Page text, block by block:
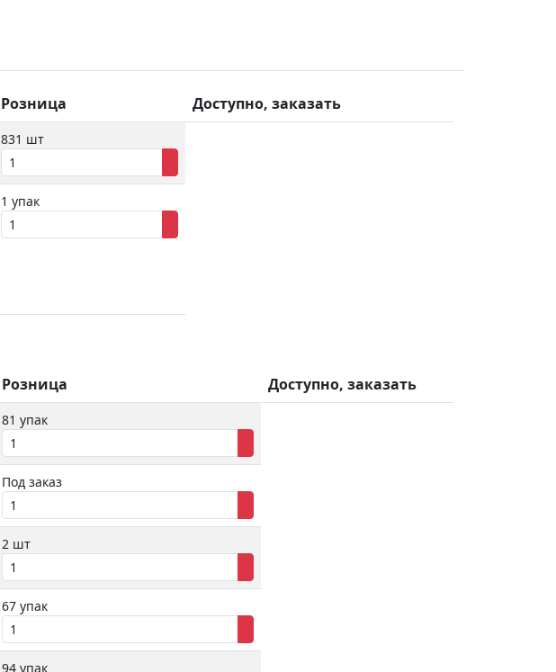
Розница
Доступно, заказать
831 шт
1 упак
Розница
Доступно, заказать
81 упак
Под заказ
2 шт
67 упак
94 упак